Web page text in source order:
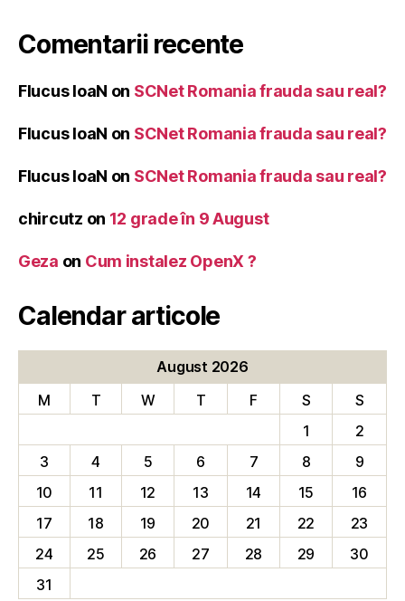
Comentarii recente
Flucus IoaN on SCNet Romania frauda sau real?
Flucus IoaN on SCNet Romania frauda sau real?
Flucus IoaN on SCNet Romania frauda sau real?
chircutz on 12 grade în 9 August
Geza on Cum instalez OpenX ?
Calendar articole
August 2026
M
T W T F S
S
1
2
3
4 5 6 7 8
9
10
11 12 13 14 15
16
17
18 19 20 21 22
23
24
25 26 27 28 29
30
31